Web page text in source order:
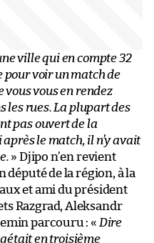
ville qui en compte 32
pour voir un match de
vous vous en rendez
les rues. La plupart des
pas ouvert de la
le match, il n’y avait
» Djipo n’en revient
député de la région, à la
et ami du président
Razgrad, Aleksandr
parcouru : « Dire
en troisième